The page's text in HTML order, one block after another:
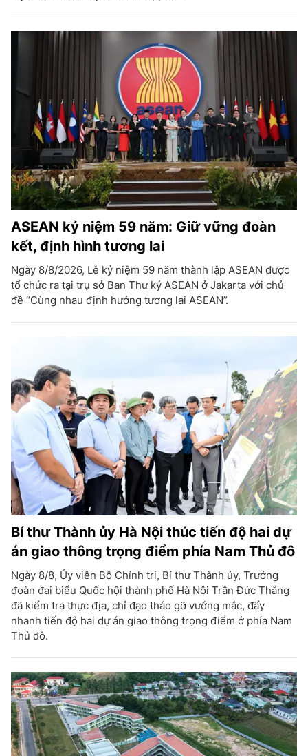
ASEAN kỷ niệm 59 năm: Giữ vững đoàn
kết, định hình tương lai
Ngày 8/8/2026, Lễ kỷ niệm 59 năm thành lập ASEAN được
tổ chức ra tại trụ sở Ban Thư ký ASEAN ở Jakarta với chủ
đề “Cùng nhau định hướng tương lai ASEAN”.
Bí thư Thành ủy Hà Nội thúc tiến độ hai dự
án giao thông trọng điểm phía Nam Thủ đô
Ngày 8/8, Ủy viên Bộ Chính trị, Bí thư Thành ủy, Trưởng
đoàn đại biểu Quốc hội thành phố Hà Nội Trần Đức Thắng
đã kiểm tra thực địa, chỉ đạo tháo gỡ vướng mắc, đẩy
nhanh tiến độ hai dự án giao thông trọng điểm ở phía Nam
Thủ đô.